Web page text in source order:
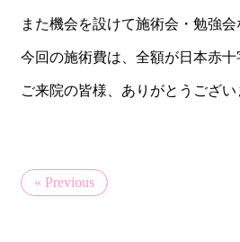
また機会を設けて施術会・勉強会
今回の施術費は、全額が日本赤
ご来院の皆様、ありがとうござい
« Previous